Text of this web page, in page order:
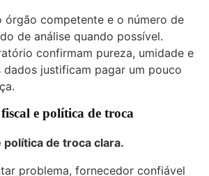
órgão competente e o número de
de análise quando possível.
confirmam pureza, umidade e
dados justificam pagar um pouco
e política de troca
política de troca clara.
problema, fornecedor confiável